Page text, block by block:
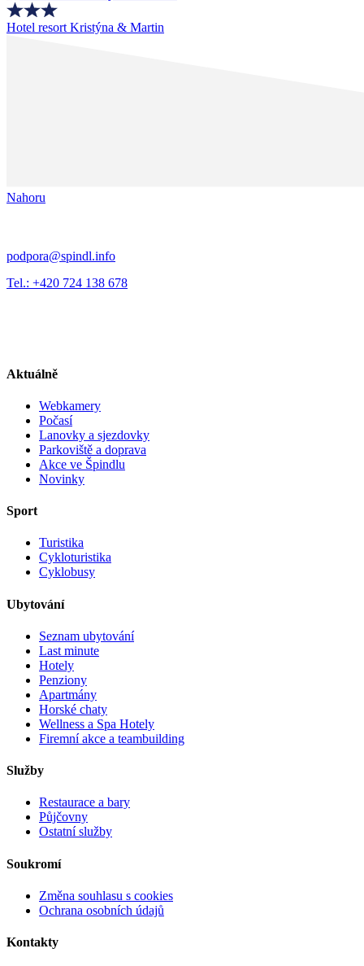
Hotel resort Kristýna & Martin
Nahoru
podpora@spindl.info
Tel.: +420 724 138 678
Aktuálně
Webkamery
Počasí
Lanovky a sjezdovky
Parkoviště a doprava
Akce ve Špindlu
Novinky
Sport
Turistika
Cykloturistika
Cyklobusy
Ubytování
Seznam ubytování
Last minute
Hotely
Penziony
Apartmány
Horské chaty
Wellness a Spa Hotely
Firemní akce a teambuilding
Služby
Restaurace a bary
Půjčovny
Ostatní služby
Soukromí
Změna souhlasu s cookies
Ochrana osobních údajů
Kontakty